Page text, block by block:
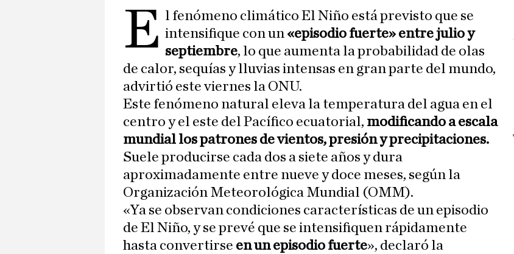
E l fenómeno climático El Niño está previsto que se
intensifique con un «episodio fuerte» entre julio y
septiembre, lo que aumenta la probabilidad de olas
de calor, sequías y lluvias intensas en gran parte del mundo,
advirtió este viernes la ONU.
Este fenómeno natural eleva la temperatura del agua en el
centro y el este del Pacífico ecuatorial, modificando a escala
mundial los patrones de vientos, presión y precipitaciones.
Suele producirse cada dos a siete años y dura
aproximadamente entre nueve y doce meses, según la
Organización Meteorológica Mundial (OMM).
«Ya se observan condiciones características de un episodio
de El Niño, y se prevé que se intensifiquen rápidamente
hasta convertirse en un episodio fuerte», declaró la